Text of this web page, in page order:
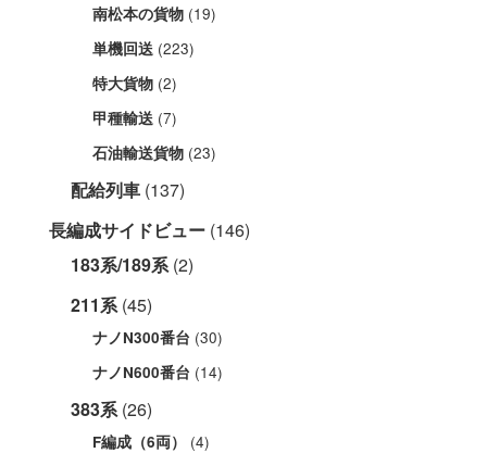
南松本の貨物 (19)
単機回送 (223)
特大貨物 (2)
甲種輸送 (7)
石油輸送貨物 (23)
配給列車 (137)
長編成サイドビュー (146)
183系/189系(2)
211系(45)
ナノN300番台 (30)
ナノN600番台 (14)
383系(26)
F編成（6両） (4)